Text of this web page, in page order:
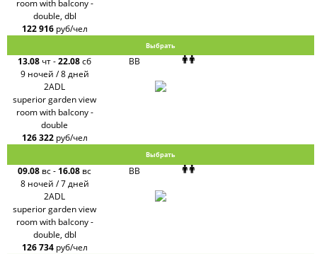
room with balcony -
double, dbl
122 916 руб/чел
Выбрать
13.08 чт-22.08сб
9 ночей / 8 дней
BB
2ADL
superior garden view
room with balcony -
double
126 322 руб/чел
Выбрать
09.08 вс- 16.08 вс
8 ночей / 7 дней
BB
2ADL
superior garden view
room with balcony -
double, dbl
126 734 руб/чел